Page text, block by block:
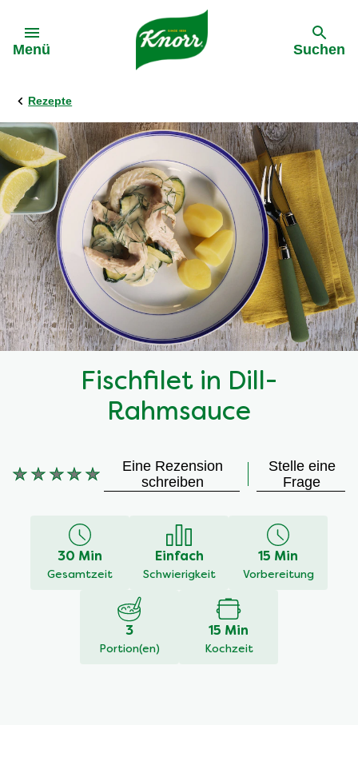
Menü Suchen
Rezepte
Fischfilet in Dill-
Rahmsauce
Keine
recipe
Eine Rezension
schreiben
Stelle eine
Frage
30 Min
Gesamtzeit
Einfach
Schwierigkeit
15 Min
Vorbereitung
3
Portion(en)
15 Min
Kochzeit